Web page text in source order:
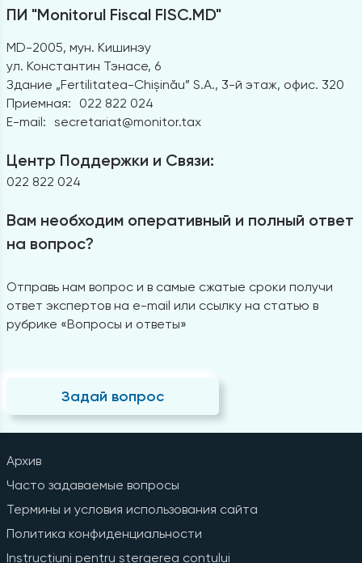
ПИ "Monitorul Fiscal FISC.MD"
MD-2005, мун. Кишинэу
ул. Константин Тэнасе, 6
Здание „Fertilitatea-Chișinău” S.A., 3-й этаж, офис. 320
Приемная:
022 822 024
E-mail: secretariat@monitor.tax
Центр Поддержки и Связи:
022 822 024
Вам необходим оперативный и полный ответ
на вопрос?
Отправь нам вопрос и в самые сжатые сроки получи
ответ экспертов на e-mail или ссылку на статью в
рубрике «Вопросы и ответы»
Задай вопрос
Архив
Часто задаваемые вопросы
Термины и условия использования сайта
Политика конфиденциальности
Instrucțiuni pentru ștergerea contului